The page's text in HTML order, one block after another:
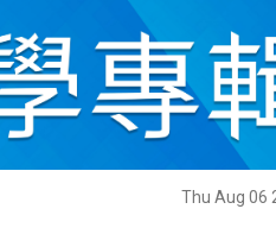
Thu Aug 06
科技 影片 名家